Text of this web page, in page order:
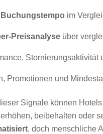
Buchungstempo im
Preisanalyseüber
Promotionen und
Signale können
beibehalten oder
, doch menschliche